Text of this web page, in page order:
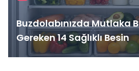
Buzdolabınızda Mutlaka
Gereken 14 Sağlıklı Besin